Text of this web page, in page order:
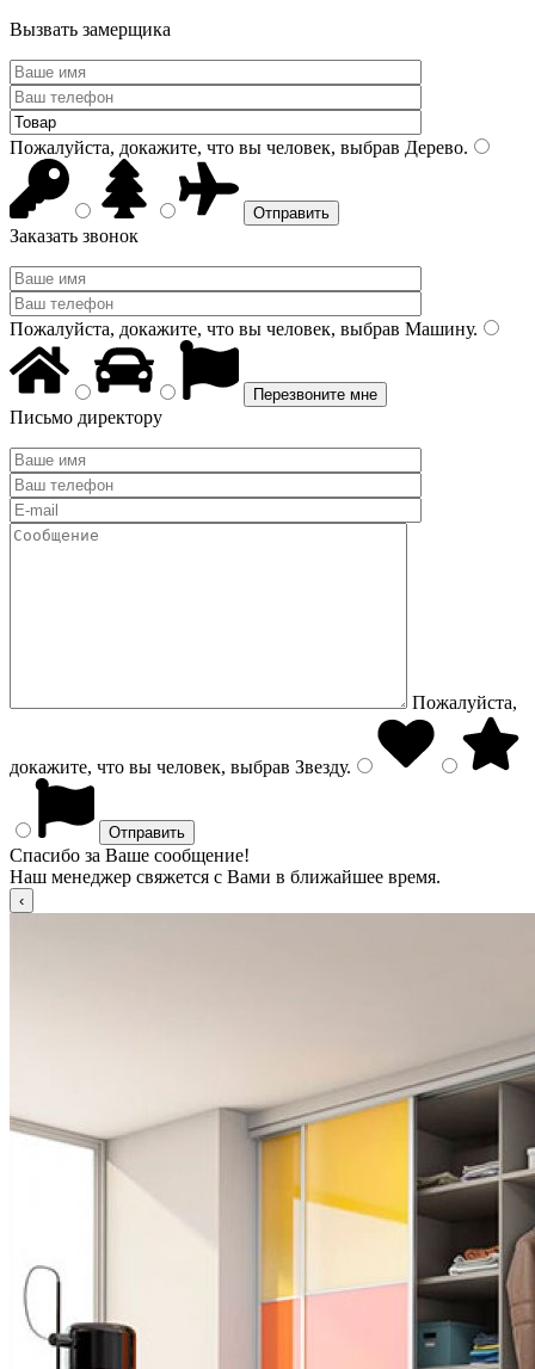
Вызвать замерщика
Пожалуйста, докажите, что вы человек, выбрав Дерево.
Заказать звонок
Пожалуйста, докажите, что вы человек, выбрав Машину.
Письмо директору
Пожалуйста,
докажите, что вы человек, выбрав Звезду.
Спасибо за Ваше сообщение!
Наш менеджер свяжется с Вами в ближайшее время.